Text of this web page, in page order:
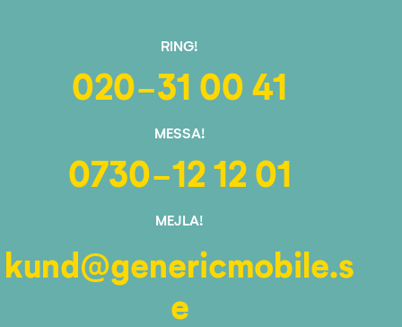
RING!
020-31 00 41
MESSA!
0730-12 12 01
MEJLA!
kund@genericmobile.s
e